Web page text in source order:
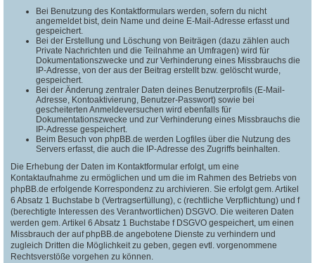
Bei Benutzung des Kontaktformulars werden, sofern du nicht
angemeldet bist, dein Name und deine E-Mail-Adresse erfasst und
gespeichert.
Bei der Erstellung und Löschung von Beiträgen (dazu zählen auch
Private Nachrichten und die Teilnahme an Umfragen) wird für
Dokumentationszwecke und zur Verhinderung eines Missbrauchs die
IP-Adresse, von der aus der Beitrag erstellt bzw. gelöscht wurde,
gespeichert.
Bei der Änderung zentraler Daten deines Benutzerprofils (E-Mail-
Adresse, Kontoaktivierung, Benutzer-Passwort) sowie bei
gescheiterten Anmeldeversuchen wird ebenfalls für
Dokumentationszwecke und zur Verhinderung eines Missbrauchs die
IP-Adresse gespeichert.
Beim Besuch von phpBB.de werden Logfiles über die Nutzung des
Servers erfasst, die auch die IP-Adresse des Zugriffs beinhalten.
Die Erhebung der Daten im Kontaktformular erfolgt, um eine
Kontaktaufnahme zu ermöglichen und um die im Rahmen des Betriebs von
phpBB.de erfolgende Korrespondenz zu archivieren. Sie erfolgt gem. Artikel
6 Absatz 1 Buchstabe b (Vertragserfüllung), c (rechtliche Verpflichtung) und f
(berechtigte Interessen des Verantwortlichen) DSGVO. Die weiteren Daten
werden gem. Artikel 6 Absatz 1 Buchstabe f DSGVO gespeichert, um einen
Missbrauch der auf phpBB.de angebotene Dienste zu verhindern und
zugleich Dritten die Möglichkeit zu geben, gegen evtl. vorgenommene
Rechtsverstöße vorgehen zu können.